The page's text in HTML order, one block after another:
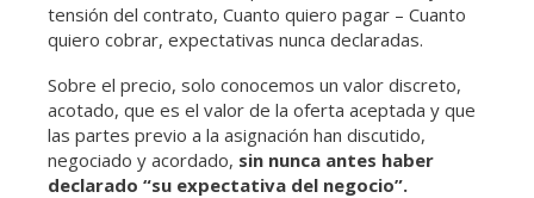
tensión del contrato, Cuanto quiero pagar – Cuanto
quiero cobrar, expectativas nunca declaradas.
Sobre el precio, solo conocemos un valor discreto,
acotado, que es el valor de la oferta aceptada y que
las partes previo a la asignación han discutido,
negociado y acordado, sin nunca antes haber
declarado “su expectativa del negocio”.